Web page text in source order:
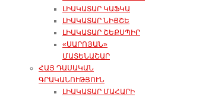
ԼԻԱԿԱՏԱՐ ԿԱՖԿԱ
ԼԻԱԿԱՏԱՐ ՆԻՑՇԵ
ԼԻԱԿԱՏԱՐ ՇԵՔՍՊԻՐ
«ՍԱՐՈՅԱՆ»
ՄԱՏԵՆԱՇԱՐ
ՀԱՅ ԴԱՍԱԿԱՆ
ԳՐԱԿԱՆՈՒԹՅՈՒՆ
ԼԻԱԿԱՏԱՐ ՄԱՀԱՐԻ